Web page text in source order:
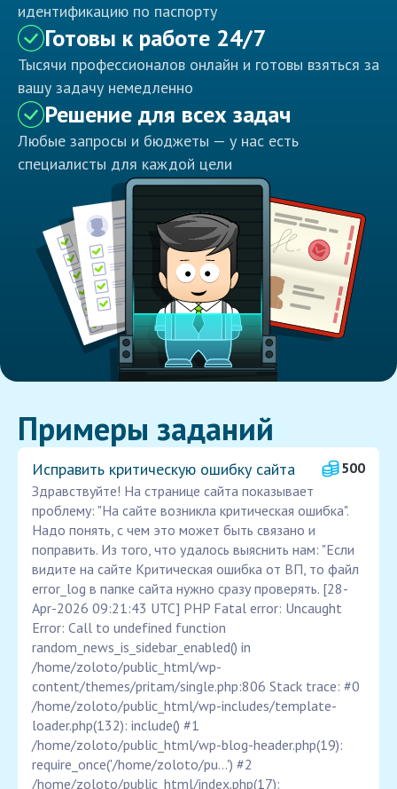
идентификацию по паспорту
Готовы к работе 24/7
Тысячи профессионалов онлайн и готовы взяться за
вашу задачу немедленно
Решение для всех задач
Любые запросы и бюджеты — у нас есть
специалисты для каждой цели
Примеры заданий
Исправить критическую ошибку сайта
500
Здравствуйте! На странице сайта показывает
проблему: "На сайте возникла критическая ошибка".
Надо понять, с чем это может быть связано и
поправить. Из того, что удалось выяснить нам: "Если
видите на сайте Критическая ошибка от ВП, то файл
error_log в папке сайта нужно сразу проверять. [28-
Apr-2026 09:21:43 UTC] PHP Fatal error: Uncaught
Error: Call to undefined function
random_news_is_sidebar_enabled() in
/home/zoloto/public_html/wp-
content/themes/pritam/single.php:806 Stack trace: #0
/home/zoloto/public_html/wp-includes/template-
loader.php(132): include() #1
/home/zoloto/public_html/wp-blog-header.php(19):
require_once('/home/zoloto/pu...') #2
/home/zoloto/public_html/index.php(17):